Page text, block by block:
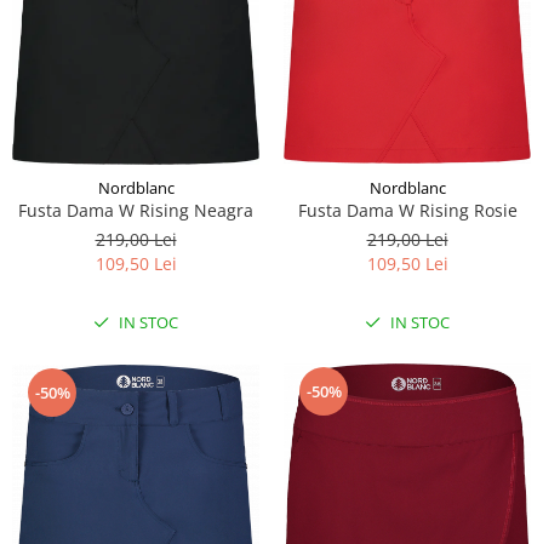
Nordblanc
Fusta Dama W Rising Neagra
219,00 Lei
109,50 Lei
IN STOC
Nordblanc
Fusta Dama W Rising Rosie
219,00 Lei
109,50 Lei
IN STOC
-50% -50%